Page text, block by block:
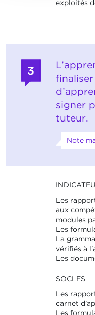
exploités
3
signer
tuteur.
Note
Les
aux
modules
Les
La
vérifiés à
Les
SOCLES
Les
carnet
Les